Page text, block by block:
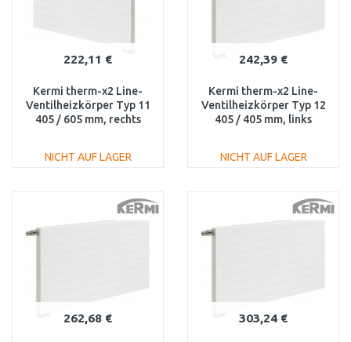
222,11 €
Kermi therm-x2 Line-
Ventilheizkörper Typ 11
405 / 605 mm, rechts
NICHT AUF LAGER
Vergleichen
242,39 €
Kermi therm-x2 Line-
Ventilheizkörper Typ 12
405 / 405 mm, links
NICHT AUF LAGER
Vergleichen
262,68 € 303,24 €